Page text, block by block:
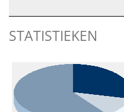
STATISTIEKEN